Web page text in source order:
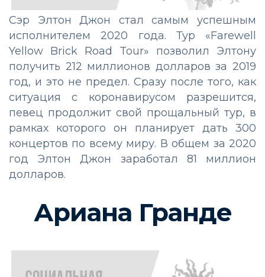
Сэр Элтон Джон стал самым успешным
исполнителем 2020 года. Тур «Farewell
Yellow Brick Road Tour» позволил Элтону
получить 212 миллионов долларов за 2019
год, и это не предел. Сразу после того, как
ситуация с коронавирусом разрешится,
певец продолжит свой прощальный тур, в
рамках которого он планирует дать 300
концертов по всему миру. В общем за 2020
год Элтон Джон заработал 81 миллион
долларов.
Ариана Гранде